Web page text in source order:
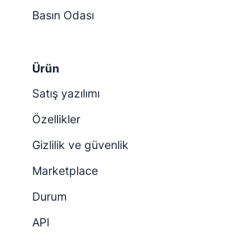
Basın Odası
Ürün
Satış yazılımı
Özellikler
Gizlilik ve güvenlik
Marketplace
Durum
API